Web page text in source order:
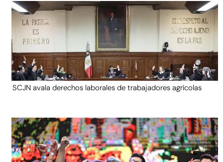
SCJN avala derechos laborales de trabajadores agrícolas